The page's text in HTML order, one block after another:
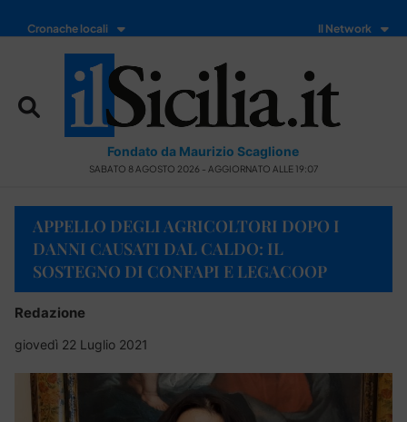
Cronache locali Il Network
Fondato da Maurizio Scaglione
SABATO 8 AGOSTO 2026 - AGGIORNATO ALLE 19:07
APPELLO DEGLI AGRICOLTORI DOPO I
DANNI CAUSATI DAL CALDO: IL
SOSTEGNO DI CONFAPI E LEGACOOP
Redazione
giovedì 22 Luglio 2021